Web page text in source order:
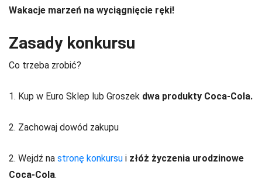
Wakacje marzeń na wyciągnięcie ręki!
Zasady konkursu
Co trzeba zrobić?
1. Kup w Euro Sklep lub Groszek dwa produkty Coca-Cola.
2. Zachowaj dowód zakupu
2. Wejdź na stronę konkursu i złóż życzenia urodzinowe
Coca-Cola.